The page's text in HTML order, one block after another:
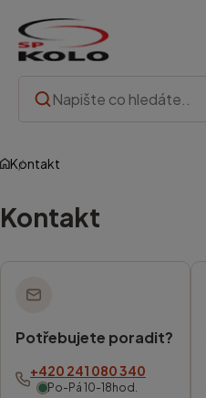
Kontakt
Kontakt
Potřebujete poradit?
+420 241 080 340
Po-Pá 10-18hod.